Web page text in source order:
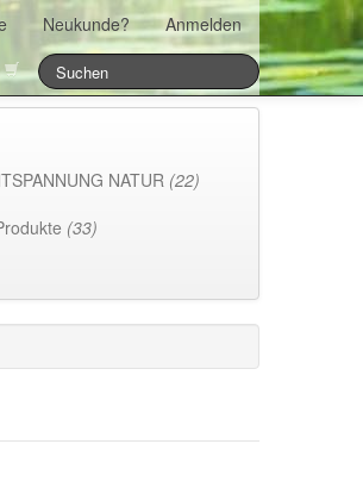
Neukunde?
Anmelden
NATUR (22)
(33)